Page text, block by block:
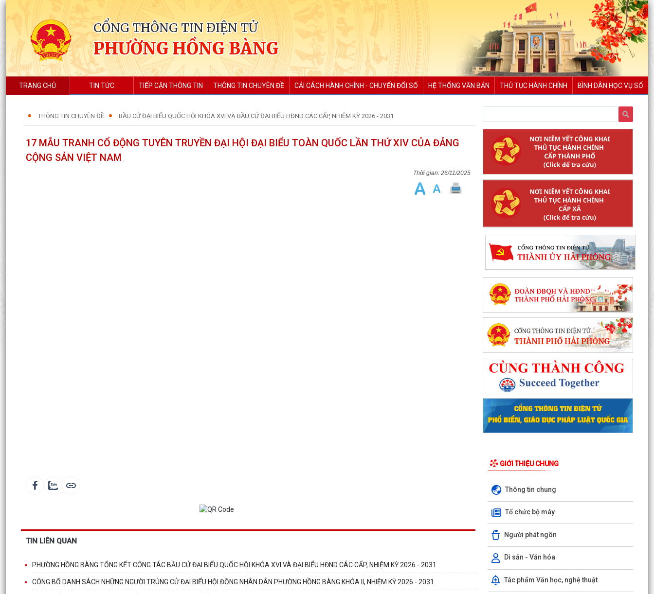
CỔNG THÔNG TIN ĐIỆN TỬ
PHƯỜNG HỒNG BÀNG
TRANG CHỦ TIN TỨC TIẾP CẬN THÔNG TIN THÔNG TIN CHUYÊN ĐỀ CẢI CÁCH HÀNH CHÍNH - CHUYỂN ĐỔI SỐ HỆ THỐNG VĂN BẢN THỦ TỤC HÀNH CHÍNH BÌNH DÂN HỌC VỤ SỐ
THÔNG TIN CHUYÊN ĐỀ BẦU CỬ ĐẠI BIỂU QUỐC HỘI KHÓA XVI VÀ BẦU CỬ ĐẠI BIỂU HĐND CÁC CẤP, NHIỆM KỲ 2026 - 2031
17 MẪU TRANH CỔ ĐỘNG TUYÊN TRUYỀN ĐẠI HỘI ĐẠI BIỂU TOÀN QUỐC LẦN THỨ XIV CỦA ĐẢNG
CỘNG SẢN VIỆT NAM
26/11/2025
TIN LIÊN QUAN
PHƯỜNG HỒNG BÀNG TỔNG KẾT CÔNG TÁC BẦU CỬ ĐẠI BIỂU QUỐC HỘI KHÓA XVI VÀ ĐẠI BIỂU HĐND CÁC CẤP, NHIỆM KỲ 2026 - 2031
CÔNG BỐ DANH SÁCH NHỮNG NGƯỜI TRÚNG CỬ ĐẠI BIỂU HỘI ĐỒNG NHÂN DÂN PHƯỜNG HỒNG BÀNG KHÓA II, NHIỆM KỲ 2026 - 2031
GIỚI THIỆU CHUNG
Thông tin chung
Tổ chức bộ máy
Người phát ngôn
Di sản - Văn hóa
Tác phẩm Văn học, nghệ thuật
Phường Hồng Bàng tổng kết và trao giải Cuộc
thi chính luận về bảo vệ nền tảng tư tưởng của
Đảng năm...